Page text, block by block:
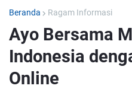
Beranda Ragam Informasi
Ayo Bersama
Indonesia
Online